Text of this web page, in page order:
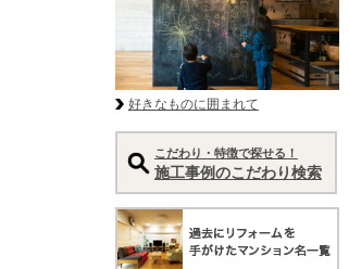
好きなものに囲まれて
こだわり・特徴で探せる！
施工事例のこだわり検索